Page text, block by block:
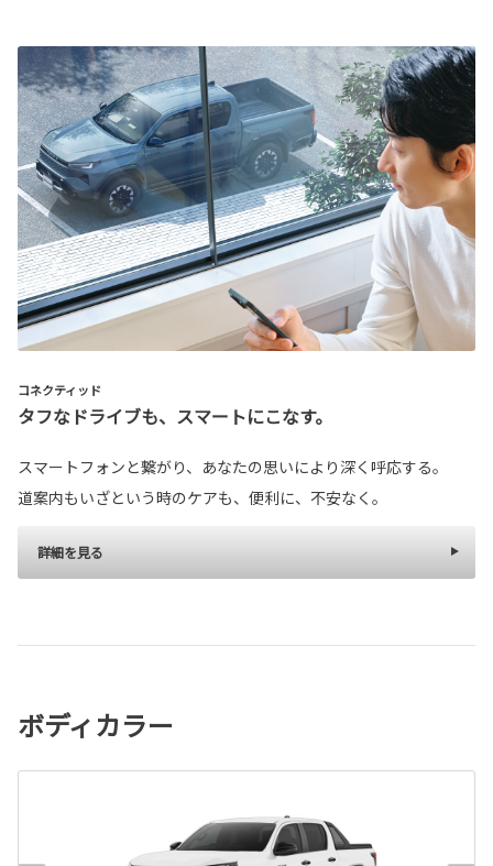
コネクティッド
タフなドライブも、スマートにこなす。
スマートフォンと繋がり、あなたの思いにより深く呼応する。
道案内もいざという時のケアも、便利に、不安なく。
詳細を見る
ボディカラー